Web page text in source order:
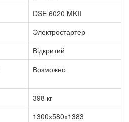
DSE 6020 MKII
Электростартер
Відкритий
Возможно
398 кг
1300х580х1383